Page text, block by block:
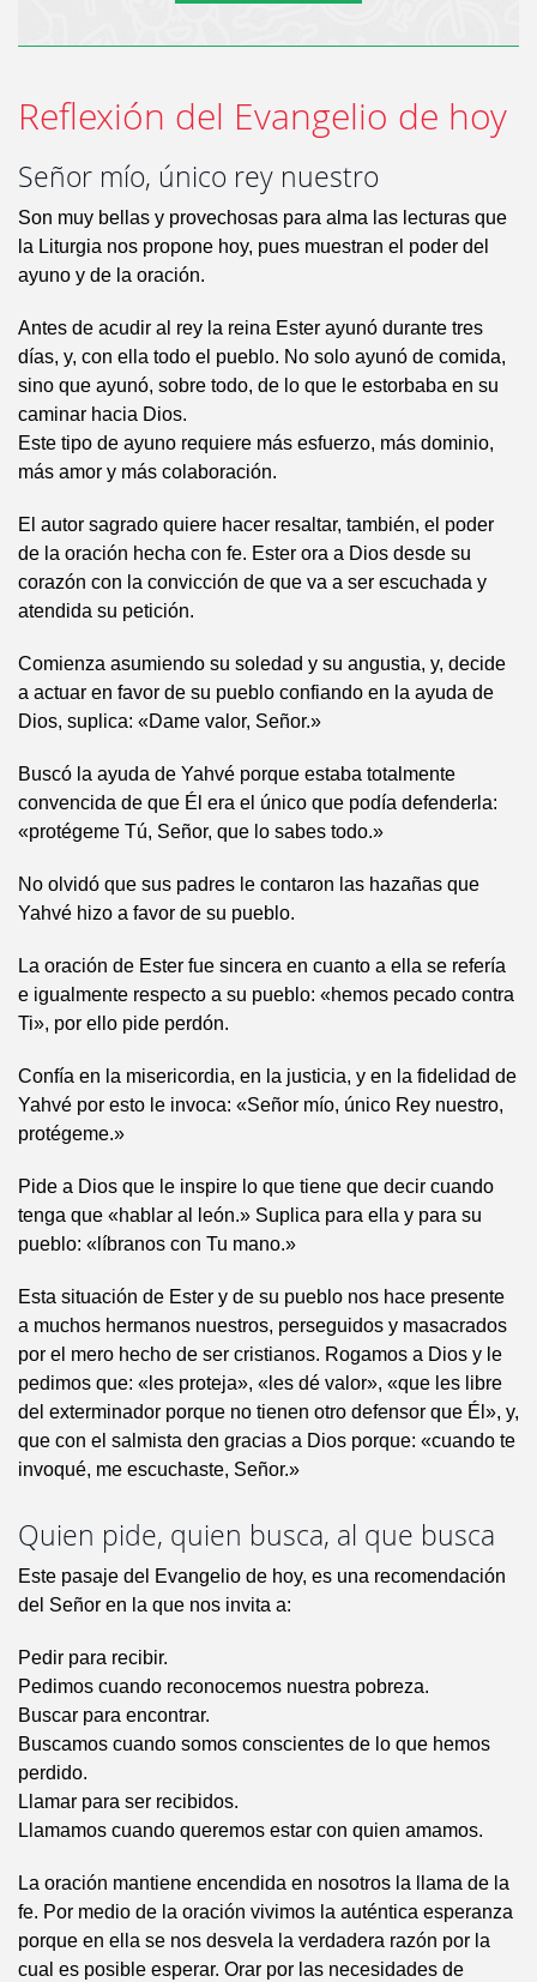
Reflexión del Evangelio de hoy
Señor mío, único rey nuestro
Son muy bellas y provechosas para alma las lecturas que
la Liturgia nos propone hoy, pues muestran el poder del
ayuno y de la oración.
Antes de acudir al rey la reina Ester ayunó durante tres
días, y, con ella todo el pueblo. No solo ayunó de comida,
sino que ayunó, sobre todo, de lo que le estorbaba en su
caminar hacia Dios.
Este tipo de ayuno requiere más esfuerzo, más dominio,
más amor y más colaboración.
El autor sagrado quiere hacer resaltar, también, el poder
de la oración hecha con fe. Ester ora a Dios desde su
corazón con la convicción de que va a ser escuchada y
atendida su petición.
Comienza asumiendo su soledad y su angustia, y, decide
a actuar en favor de su pueblo confiando en la ayuda de
Dios, suplica: «Dame valor, Señor.»
Buscó la ayuda de Yahvé porque estaba totalmente
convencida de que Él era el único que podía defenderla:
«protégeme Tú, Señor, que lo sabes todo.»
No olvidó que sus padres le contaron las hazañas que
Yahvé hizo a favor de su pueblo.
La oración de Ester fue sincera en cuanto a ella se refería
e igualmente respecto a su pueblo: «hemos pecado contra
Ti», por ello pide perdón.
Confía en la misericordia, en la justicia, y en la fidelidad de
Yahvé por esto le invoca: «Señor mío, único Rey nuestro,
protégeme.»
Pide a Dios que le inspire lo que tiene que decir cuando
tenga que «hablar al león.» Suplica para ella y para su
pueblo: «líbranos con Tu mano.»
Esta situación de Ester y de su pueblo nos hace presente
a muchos hermanos nuestros, perseguidos y masacrados
por el mero hecho de ser cristianos. Rogamos a Dios y le
pedimos que: «les proteja», «les dé valor», «que les libre
del exterminador porque no tienen otro defensor que Él», y,
que con el salmista den gracias a Dios porque: «cuando te
invoqué, me escuchaste, Señor.»
Quien pide, quien busca, al que busca
Este pasaje del Evangelio de hoy, es una recomendación
del Señor en la que nos invita a:
Pedir para recibir.
Pedimos cuando reconocemos nuestra pobreza.
Buscar para encontrar.
Buscamos cuando somos conscientes de lo que hemos
perdido.
Llamar para ser recibidos.
Llamamos cuando queremos estar con quien amamos.
La oración mantiene encendida en nosotros la llama de la
fe. Por medio de la oración vivimos la auténtica esperanza
porque en ella se nos desvela la verdadera razón por la
cual es posible esperar. Orar por las necesidades de